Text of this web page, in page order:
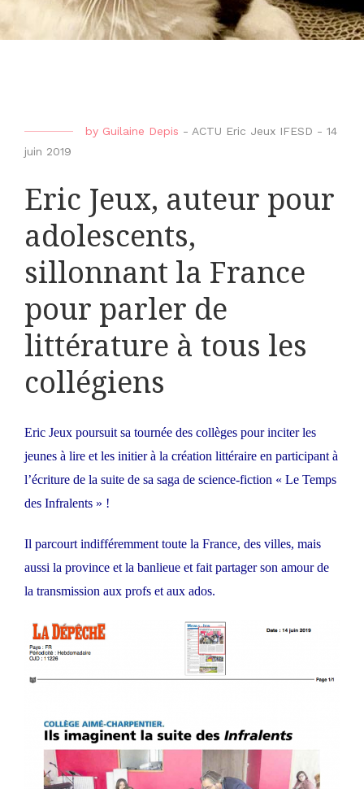
by Guilaine Depis - ACTU Eric Jeux IFESD - 14
juin 2019
Eric Jeux, auteur pour
adolescents,
sillonnant la France
pour parler de
littérature à tous les
collégiens
Eric Jeux poursuit sa tournée des collèges pour inciter les
jeunes à lire et les initier à la création littéraire en participant à
l’écriture de la suite de sa saga de science-fiction « Le Temps
des Infralents » !
Il parcourt indifféremment toute la France, des villes, mais
aussi la province et la banlieue et fait partager son amour de
la transmission aux profs et aux ados.